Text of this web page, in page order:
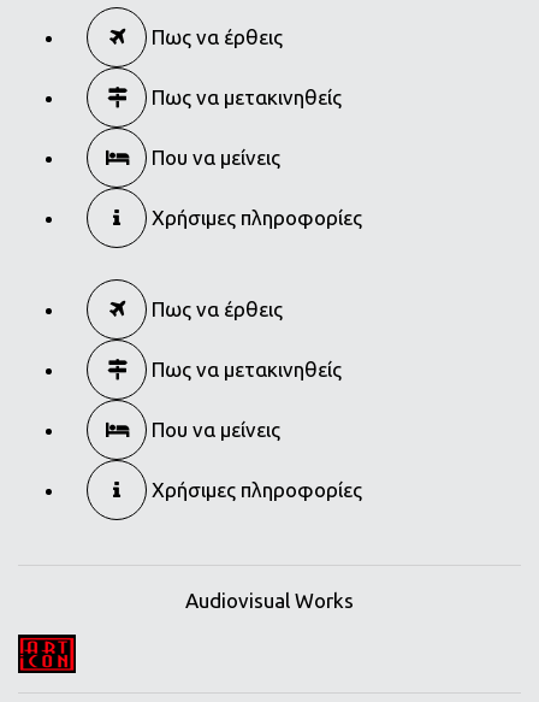
Πως να έρθεις
Πως να μετακινηθείς
Που να μείνεις
Χρήσιμες πληροφορίες
Πως να έρθεις
Πως να μετακινηθείς
Που να μείνεις
Χρήσιμες πληροφορίες
Audiovisual Works